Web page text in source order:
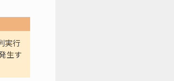
実行
生す